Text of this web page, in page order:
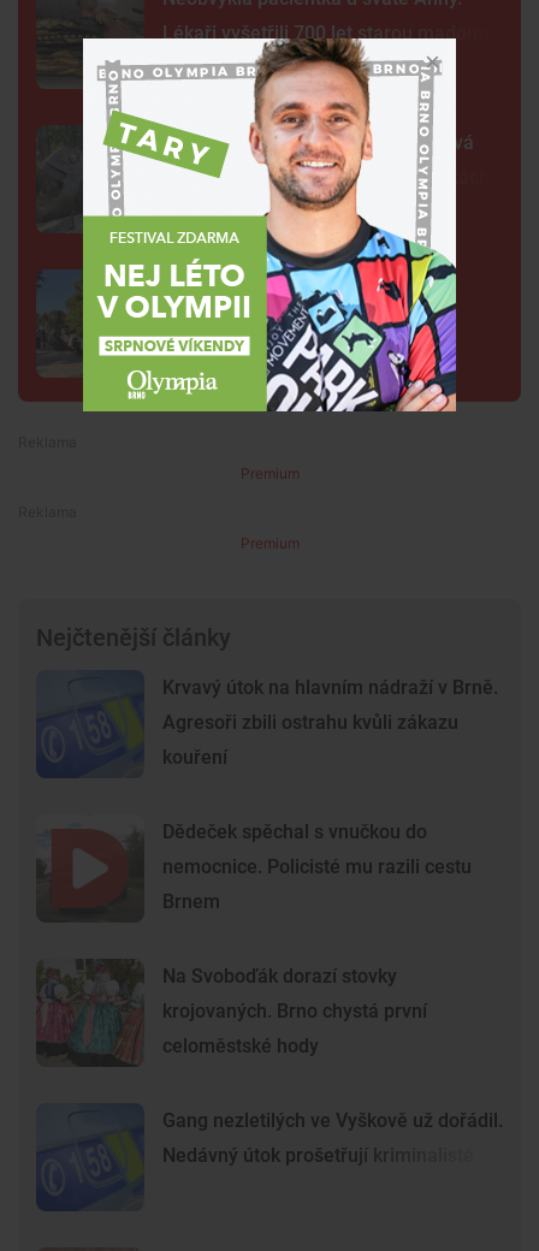
Lékaři vyšetřili 700 let starou madonu
Žába sedí na prameni a bublá. Nová
fontána oživila parčík v Žabovřeskách
Brňané zasedli k dlouhému stolu.
Přinesli domácí dobroty i veselou
náladu
Premium
Premium
Nejčtenější články
Krvavý útok na hlavním nádraží v Brně.
Agresoři zbili ostrahu kvůli zákazu
kouření
Dědeček spěchal s vnučkou do
nemocnice. Policisté mu razili cestu
Brnem
Na Svoboďák dorazí stovky
krojovaných. Brno chystá první
celoměstské hody
Gang nezletilých ve Vyškově už dořádil.
Nedávný útok prošetřují kriminalisté